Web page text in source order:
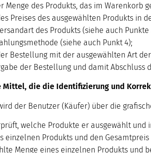
Menge des Produkts, das im Warenkorb
Preises des ausgewählten Produkts in
des Produkts (siehe auch Punkte
(siehe auch Punkt 4);
Bestellung mit der ausgewählten Art
der Bestellung und damit Abschluss
Mittel, die die Identifizierung und
der Benutzer (Käufer) über die
welche Produkte er ausgewählt und
einzelnen Produkts und den
Menge eines einzelnen Produkts und